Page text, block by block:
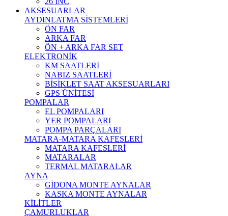
AKSESUARLAR
AYDINLATMA SİSTEMLERİ
ÖN FAR
ARKA FAR
ÖN + ARKA FAR SET
ELEKTRONİK
KM SAATLERİ
NABIZ SAATLERİ
BİSİKLET SAAT AKSESUARLARI
GPS ÜNİTESİ
POMPALAR
EL POMPALARI
YER POMPALARI
POMPA PARÇALARI
MATARA-MATARA KAFESLERİ
MATARA KAFESLERİ
MATARALAR
TERMAL MATARALAR
AYNA
GİDONA MONTE AYNALAR
KASKA MONTE AYNALAR
KİLİTLER
ÇAMURLUKLAR